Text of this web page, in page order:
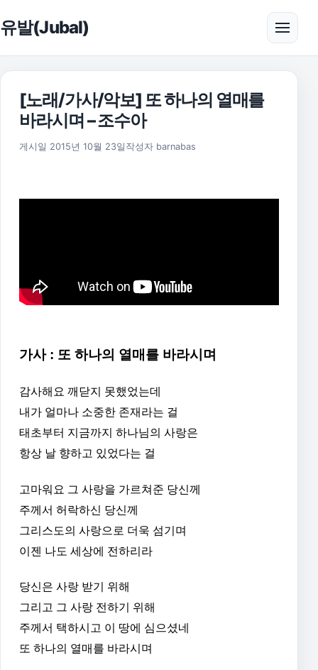
유발(Jubal) 메뉴
[노래/가사/악보] 또 하나의 열매를
바라시며 – 조수아
게시일 2015년 10월 23일 2025년 11월 18일
작성자 barnabas
가사 : 또 하나의 열매를 바라시며
감사해요 깨닫지 못했었는데
내가 얼마나 소중한 존재라는 걸
태초부터 지금까지 하나님의 사랑은
항상 날 향하고 있었다는 걸
고마워요 그 사랑을 가르쳐준 당신께
주께서 허락하신 당신께
그리스도의 사랑으로 더욱 섬기며
이젠 나도 세상에 전하리라
당신은 사랑 받기 위해
그리고 그 사랑 전하기 위해
주께서 택하시고 이 땅에 심으셨네
또 하나의 열매를 바라시며